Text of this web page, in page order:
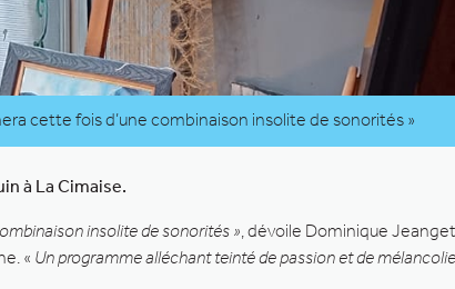
cette fois d’une combinaison insolite de sonorités »
à La Cimaise.
insolite de sonorités », dévoile Dominique
« Un programme alléchant teinté de passion et de